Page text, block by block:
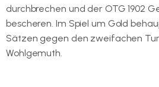
durchbrechen und der OTG 1902
bescheren. Im Spiel um Gold
Sätzen gegen den zweifachen
Wohlgemuth.